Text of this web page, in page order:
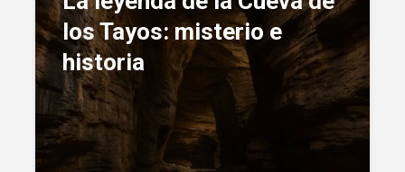
los Tayos: misterio e
historia